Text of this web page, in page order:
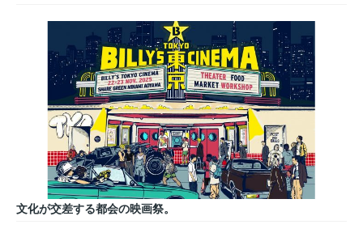
文化が交差する都会の映画祭。